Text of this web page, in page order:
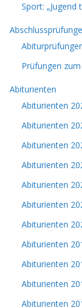
Sport: „Jugend
Prüfungen
Abiturienten
Abiturienten
Abiturienten
Abiturienten
Abiturienten
Abiturienten
Abiturienten
Abiturienten
Abiturienten
Abiturienten
Abiturienten
Abiturienten